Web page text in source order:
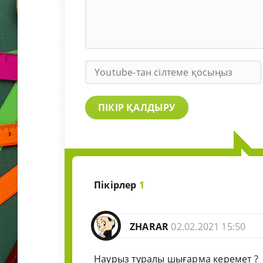
ПІКІР ҚАЛДЫРУ
Пікірлер 1
ZHARAR 02.02.2021 15:50
Наурыз туралы шығарма керемет ?